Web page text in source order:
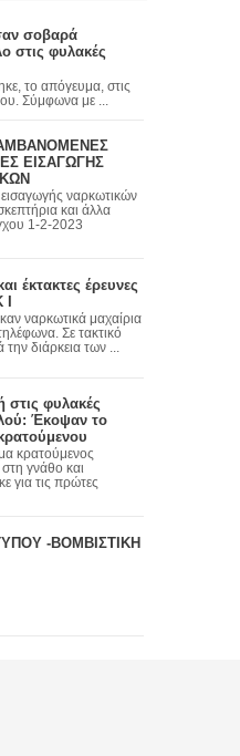
σοβαρά
στις φυλακές
το απόγευμα, στις
Σύμφωνα με ...
ΕΙΣΑΓΩΓΗΣ
ναρκωτικών
και άλλα
1-2-2023
έκτακτες έρευνες
Ι
ναρκωτικά μαχαίρια
Σε τακτικό
την διάρκεια των ...
στις φυλακές
Έκοψαν το
κρατούμενος
γνάθο και
για τις πρώτες
-ΒΟΜΒΙΣΤΙΚΗ